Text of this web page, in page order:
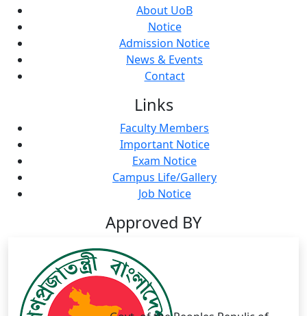
About UoB
Notice
Admission Notice
News & Events
Contact
Links
Faculty Members
Important Notice
Exam Notice
Campus Life/Gallery
Job Notice
Approved BY